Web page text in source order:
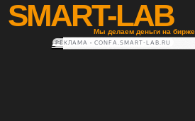
SMART-LAB
Мы делаем деньги на бирже
РЕКЛАМА • CONFA.SMART-LAB.RU